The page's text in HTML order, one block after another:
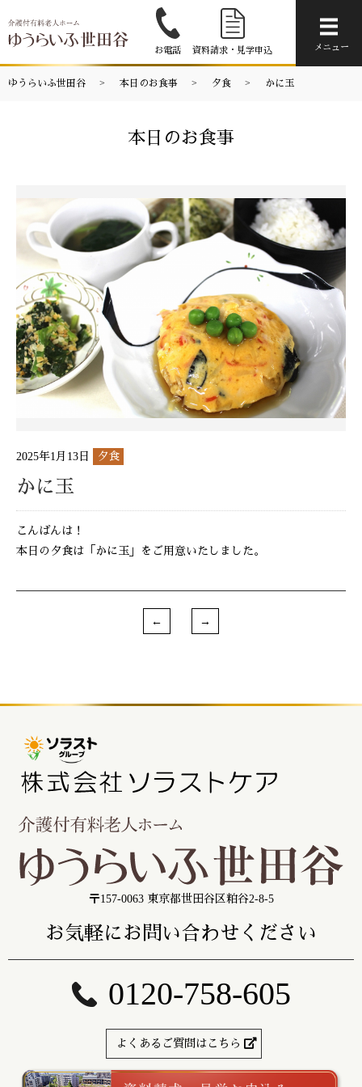
お電話 資料請求・見学申込 メニュー
ゆうらいふ世田谷 本日のお食事 夕食 かに玉
本日のお食事
2025年1月13日 夕食
かに玉
こんばんは！
本日の夕食は「かに玉」をご用意いたしました。
〒157-0063 東京都世田谷区粕谷2-8-5
お気軽にお問い合わせください
0120-758-605
よくあるご質問はこちら